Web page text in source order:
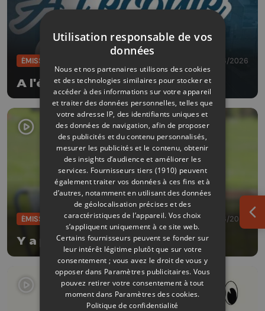
ÉMISSIONS 19/06/2026
A l'écoute de nos rivières
ÉMISSIONS 17/06/2026
Y a pas de planète B
Utilisation responsable de vos
données
Nous et nos partenaires utilisons des cookies
et des technologies similaires pour stocker et
accéder à des informations sur votre appareil
et traiter des données personnelles, telles que
votre adresse IP, des identifiants uniques et
des données de navigation, afin de proposer
des publicités et du contenu personnalisés,
mesurer les publicités et le contenu, obtenir
des insights d’audience et améliorer les
services. Fournisseurs tiers (1910) peuvent
également traiter vos données à ces fins et à
d’autres, notamment en utilisant des données
de géolocalisation précises et des
caractéristiques de l’appareil. Vos choix
s’appliquent uniquement à ce site web.
Certains fournisseurs peuvent se fonder sur
leur intérêt légitime plutôt que sur votre
consentement ; vous avez le droit de vous y
opposer dans Paramètres publicitaires. Vous
pouvez retirer votre consentement à tout
moment dans Paramètres des cookies.
Politique de confidentialité